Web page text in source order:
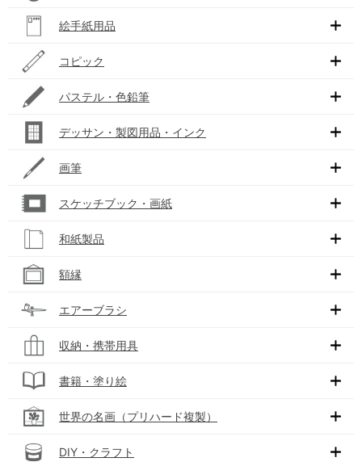
絵手紙用品
コピック
パステル・色鉛筆
デッサン・製図用品・インク
画筆
スケッチブック・画紙
和紙製品
額縁
エアーブラシ
収納・携帯用具
書籍・塗り絵
世界の名画（プリハード複製）
DIY・クラフト